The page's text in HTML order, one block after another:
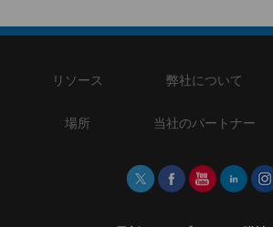
リソース 弊社について
場所 当社のパートナー